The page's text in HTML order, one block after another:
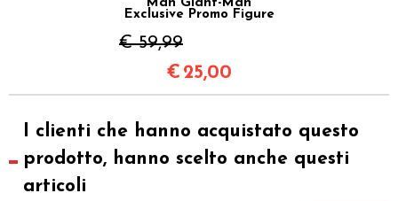
Man Giant-Man
Exclusive Promo Figure
€ 59,99
€ 25,00
I clienti che hanno acquistato questo
prodotto, hanno scelto anche questi
articoli